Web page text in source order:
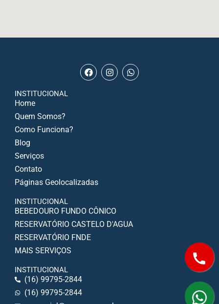
INSTITUCIONAL
Home
Quem Somos?
Como Funciona?
Blog
Serviços
Contato
Páginas Geolocalizadas
INSTITUCIONAL
BEBEDOURO FUNDO CÔNICO
RESERVATÓRIO CASTELO D'AGUA
RESERVATÓRIO FNDE
MAIS SERVIÇOS
INSTITUCIONAL
(16) 99795-2844
(16) 99795-2844